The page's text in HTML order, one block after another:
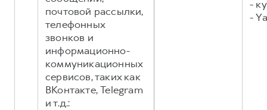
почтовой рассылки,
телефонных
звонков и
информационно-
коммуникационных
сервисов, таких как
ВКонтакте, Telegram
и т.д.:
-
-